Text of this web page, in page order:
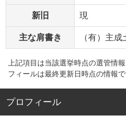
新旧 現
主な肩書き （有）主
上記項目は当該選挙時点の選管情
フィールは最終更新日時点の情報
プロフィール